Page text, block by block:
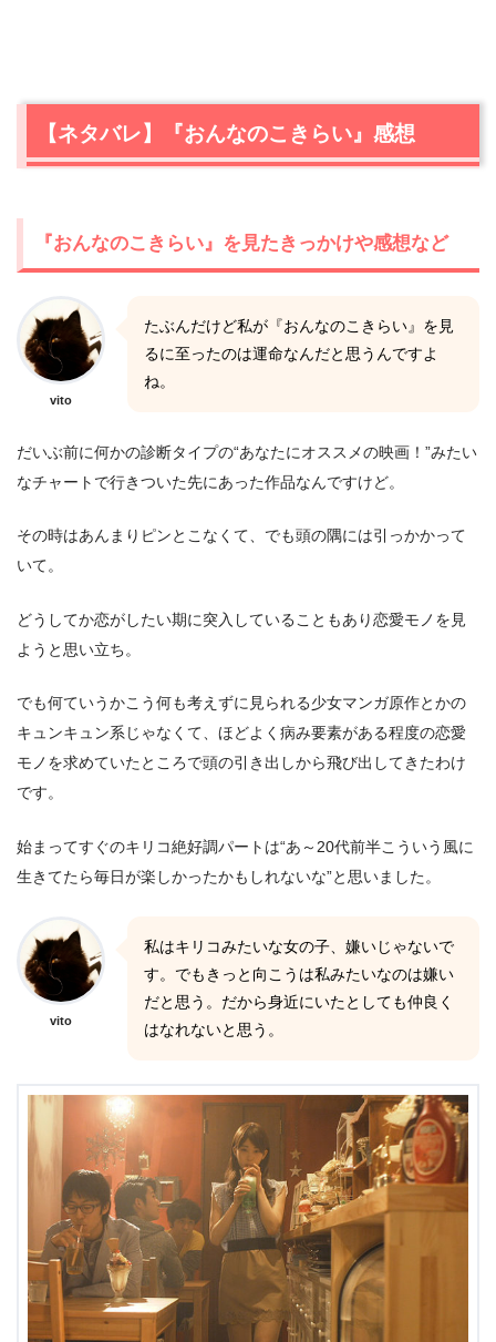
【ネタバレ】『おんなのこきらい』感想
『おんなのこきらい』を見たきっかけや感想など
vito
たぶんだけど私が『おんなのこきらい』を見
るに至ったのは運命なんだと思うんですよ
ね。
だいぶ前に何かの診断タイプの“あなたにオススメの映画！”みたい
なチャートで行きついた先にあった作品なんですけど。
その時はあんまりピンとこなくて、でも頭の隅には引っかかって
いて。
どうしてか恋がしたい期に突入していることもあり恋愛モノを見
ようと思い立ち。
でも何ていうかこう何も考えずに見られる少女マンガ原作とかの
キュンキュン系じゃなくて、ほどよく病み要素がある程度の恋愛
モノを求めていたところで頭の引き出しから飛び出してきたわけ
です。
始まってすぐのキリコ絶好調パートは“あ～20代前半こういう風に
生きてたら毎日が楽しかったかもしれないな”と思いました。
vito
私はキリコみたいな女の子、嫌いじゃないで
す。でもきっと向こうは私みたいなのは嫌い
だと思う。だから身近にいたとしても仲良く
はなれないと思う。